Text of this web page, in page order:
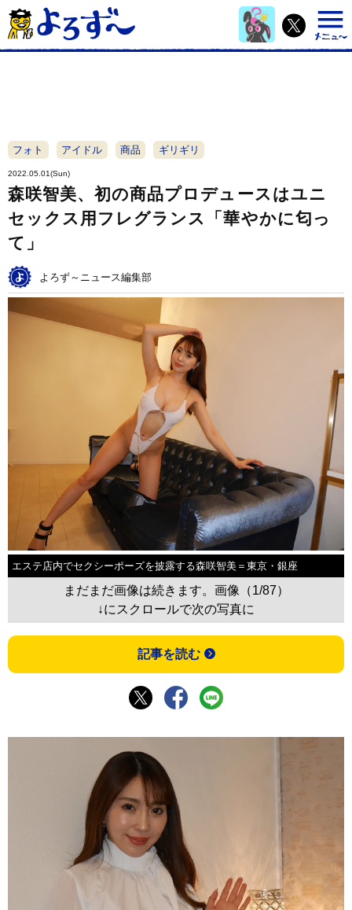
フォト アイドル 商品 ギリギリ
2022.05.01(Sun)
森咲智美、初の商品プロデュースはユニ
セックス用フレグランス「華やかに匂っ
て」
よろず～ニュース編集部
エステ店内でセクシーポーズを披露する森咲智美＝東京・銀座
まだまだ画像は続きます。画像（1/87）
↓にスクロールで次の写真に
記事を読む